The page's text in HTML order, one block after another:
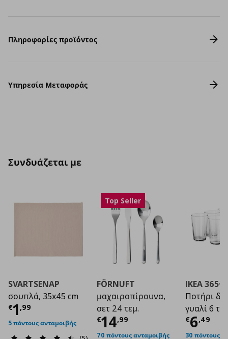
Πληροφορίες προϊόντος
Υπηρεσία Μεταφοράς
Συνδυάζεται με
SVARTSENAP
σουπλά, 35x45 cm
€1 ,99
Τρέχουσα τιμή€ 1,99
5 πόντους ανταμοιβής
Top Seller
FÖRNUFT
μαχαιροπίρουνα,
σετ 24 τεμ.
€14,99
Τρέχουσα τιμή€
70 πόντους ανταμοιβής
IKEA 365+
Ποτήρι
γυαλί 6
€6,49
30 πόντους